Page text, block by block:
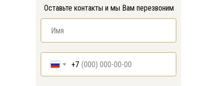
+7
Оставьте контакты и мы Вам перезвоним